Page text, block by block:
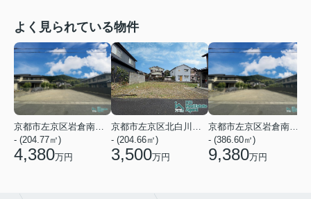
よく見られている物件
- (204.77㎡)
4,380万円
- (204.66㎡)
3,500万円
- (386.60㎡)
9,380万円